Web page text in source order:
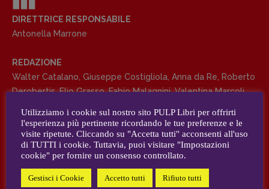
Psichedelia
Scienza
Tornare a Ballard
Valerio Evangelisti
Vampirismi
Zong!
DIRETTRICE RESPONSABILE
Antonella Marrone
DIRETTRICE RESPONSABILE
Antonella Marrone
REDAZIONE
Walter Catalano Giuseppe Costigliola Anna da Re
Roberto
Derobertis,Elio Grasso,Fabio Malagnini,Valentina Marcoli,
AUTORI e COLLABORATORI
CONTATTI
Utilizziamo i cookie sul nostro sito PULP Libri per offrirti
l'esperienza più pertinente ricordando le tue preferenze e le
visite ripetute. Cliccando su "Accetta tutti" acconsenti all'uso
di TUTTI i cookie. Tuttavia, puoi visitare "Impostazioni
cookie" per fornire un consenso controllato.
Gestisci i Cookie Accetto tutti Rifiuto tutti